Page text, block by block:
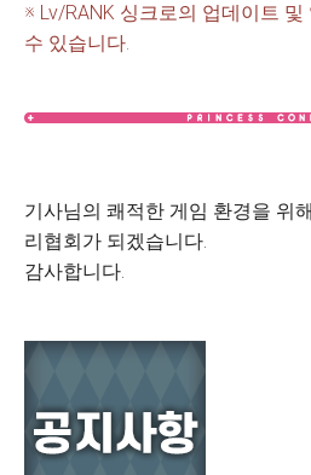
※ Lv/RANK 싱크로의 업데이트
수 있습니다.
기사님의 쾌적한 게임 환경을 위
리협회가 되겠습니다.
감사합니다.